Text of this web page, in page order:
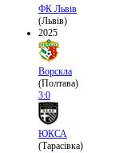
ФК Львів
(Львів)
2025
Ворскла
(Полтава)
3:0
ЮКСА
(Тарасівка)